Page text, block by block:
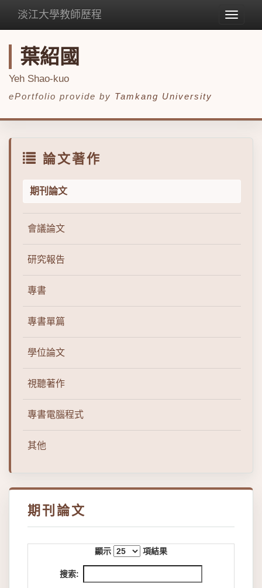
Toggle
淡江大學教師歷程
葉紹國
Yeh Shao-kuo
ePortfolio provide by Tamkang University
論文著作
期刊論文
會議論文
研究報告
專書
專書單篇
學位論文
視聽著作
專書電腦程式
其他
期刊論文
顯示 項結果
搜索: